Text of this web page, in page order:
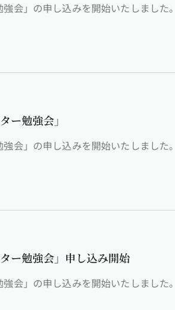
し込みを開始いたしました。 詳細はこちらか
ー勉強会」
込みを開始いたしました。 詳細はこちらから
ー勉強会」申し込み開始
し込みを開始いたしました。 詳細はこちらか